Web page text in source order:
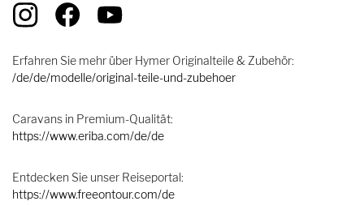
Erfahren Sie mehr über Hymer Originalteile & Zubehör:
/de/de/modelle/original-teile-und-zubehoer
Caravans in Premium-Qualität:
https://www.eriba.com/de/de
Entdecken Sie unser Reiseportal:
https://www.freeontour.com/de